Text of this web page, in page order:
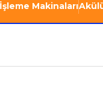
Makinaları